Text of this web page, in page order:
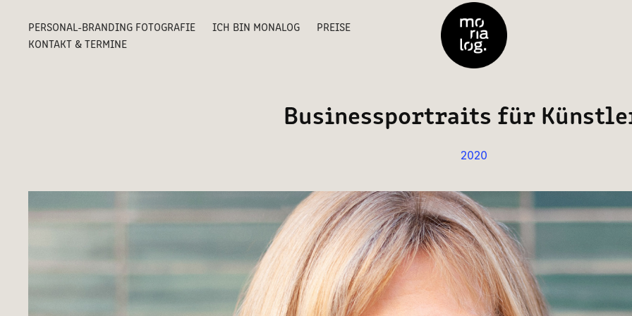
PERSONAL-BRANDING FOTOGRAFIE ICH BIN MONALOG
PREISE
KONTAKT & TERMINE
Businessportraits für
2020